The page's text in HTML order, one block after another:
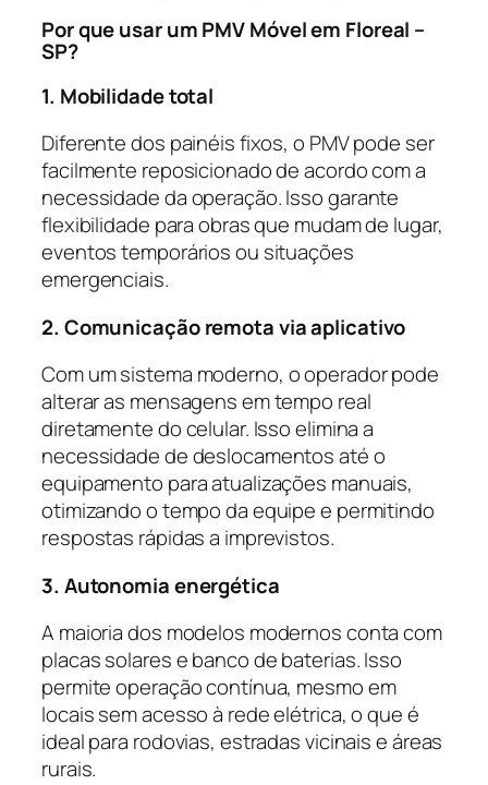
Por que usar um PMV Móvel em Floreal –
SP?
1. Mobilidade total
Diferente dos painéis fixos, o PMV pode ser
facilmente reposicionado de acordo com a
necessidade da operação. Isso garante
flexibilidade para obras que mudam de lugar,
eventos temporários ou situações
emergenciais.
2. Comunicação remota via aplicativo
Com um sistema moderno, o operador pode
alterar as mensagens em tempo real
diretamente do celular. Isso elimina a
necessidade de deslocamentos até o
equipamento para atualizações manuais,
otimizando o tempo da equipe e permitindo
respostas rápidas a imprevistos.
3. Autonomia energética
A maioria dos modelos modernos conta com
placas solares e banco de baterias. Isso
permite operação contínua, mesmo em
locais sem acesso à rede elétrica, o que é
ideal para rodovias, estradas vicinais e áreas
rurais.